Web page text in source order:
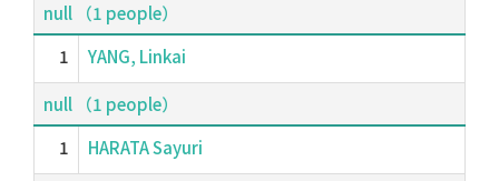
null （1 people）
1
YANG, Linkai
null （1 people）
1
HARATA Sayuri